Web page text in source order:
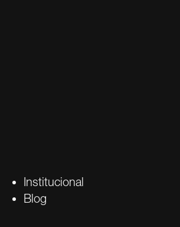
Institucional
Blog